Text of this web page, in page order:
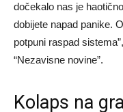
dočekalo nas je
dobijete napad panike.
potpuni raspad
“Nezavisne novine”.
Kolaps na